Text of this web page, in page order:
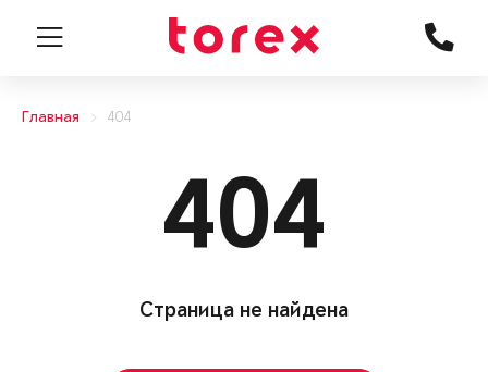
Главная 404
404
Страница не найдена